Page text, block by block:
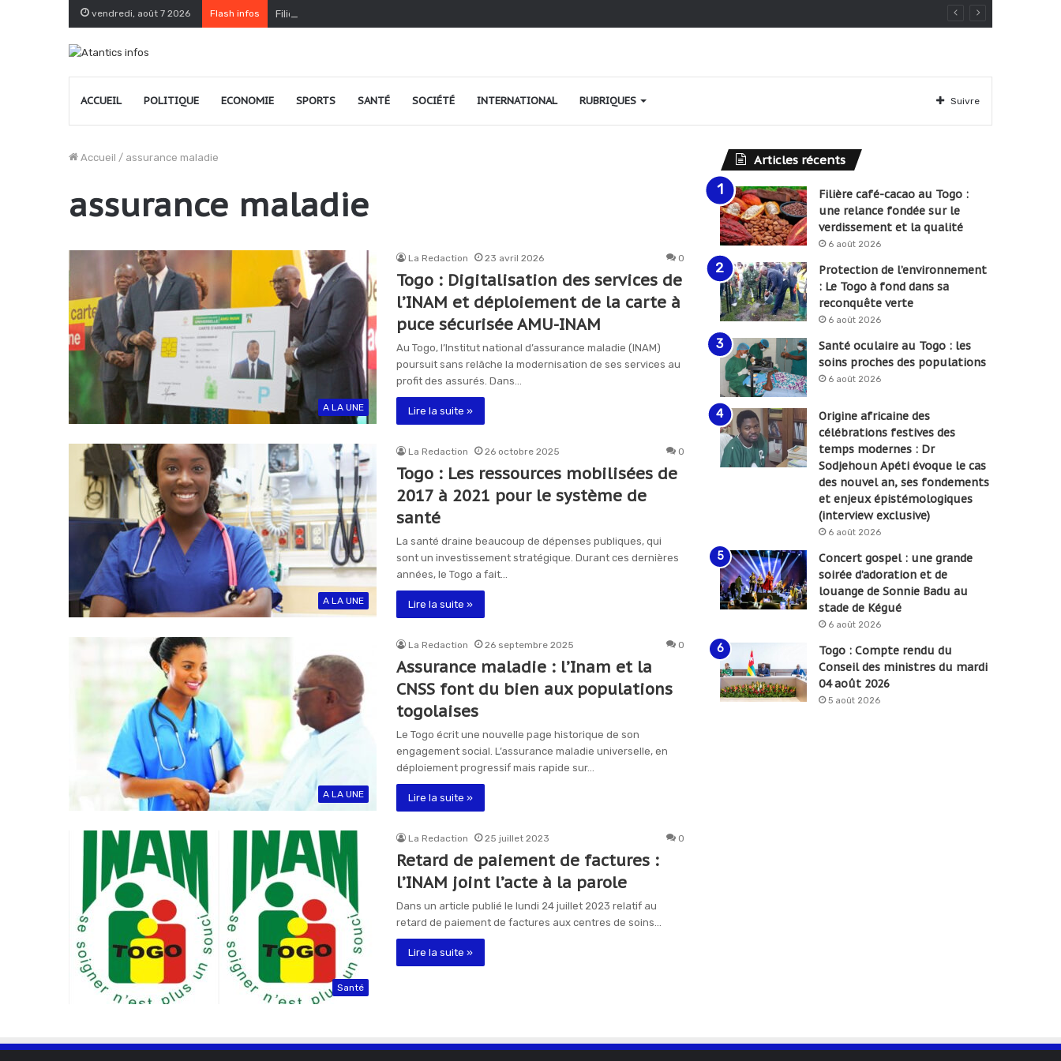
vendredi, août 7 2026 Flash infos Filière café-cacao au Togo : une relance fondée sur le verdissement et la qualité
ACCUEIL POLITIQUE ECONOMIE SPORTS SANTÉ SOCIÉTÉ INTERNATIONAL RUBRIQUES Suivre
Accueil / assurance maladie
assurance maladie
A LA UNE
La Redaction 23 avril 2026 0
Togo : Digitalisation des services de
l’INAM et déploiement de la carte à
puce sécurisée AMU-INAM
Au Togo, l’Institut national d’assurance maladie (INAM)
poursuit sans relâche la modernisation de ses services au
profit des assurés. Dans…
Lire la suite »
A LA UNE
La Redaction 26 octobre 2025 0
Togo : Les ressources mobilisées de
2017 à 2021 pour le système de
santé
La santé draine beaucoup de dépenses publiques, qui
sont un investissement stratégique. Durant ces dernières
années, le Togo a fait…
Lire la suite »
A LA UNE
La Redaction 26 septembre 2025 0
Assurance maladie : l’Inam et la
CNSS font du bien aux populations
togolaises
Le Togo écrit une nouvelle page historique de son
engagement social. L’assurance maladie universelle, en
déploiement progressif mais rapide sur…
Lire la suite »
Santé
La Redaction 25 juillet 2023 0
Retard de paiement de factures :
l’INAM joint l’acte à la parole
Dans un article publié le lundi 24 juillet 2023 relatif au
retard de paiement de factures aux centres de soins…
Lire la suite »
Articles récents
Filière café-cacao au Togo :
une relance fondée sur le
verdissement et la qualité
6 août 2026
Protection de l’environnement
: Le Togo à fond dans sa
reconquête verte
6 août 2026
Santé oculaire au Togo : les
soins proches des populations
6 août 2026
Origine africaine des
célébrations festives des
temps modernes : Dr
Sodjehoun Apéti évoque le cas
des nouvel an, ses fondements
et enjeux épistémologiques
(interview exclusive)
6 août 2026
Concert gospel : une grande
soirée d’adoration et de
louange de Sonnie Badu au
stade de Kégué
6 août 2026
Togo : Compte rendu du
Conseil des ministres du mardi
04 août 2026
5 août 2026